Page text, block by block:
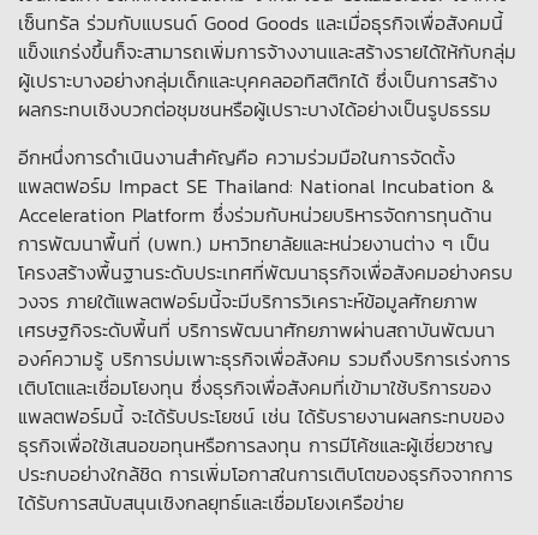
เซ็นทรัล ร่วมกับแบรนด์ Good Goods และเมื่อธุรกิจเพื่อสังคมนี้
แข็งแกร่งขึ้นก็จะสามารถเพิ่มการจ้างงานและสร้างรายได้ให้กับกลุ่ม
ผู้เปราะบางอย่างกลุ่มเด็กและบุคคลออทิสติกได้ ซึ่งเป็นการสร้าง
ผลกระทบเชิงบวกต่อชุมชนหรือผู้เปราะบางได้อย่างเป็นรูปธรรม
อีกหนึ่งการดำเนินงานสำคัญคือ ความร่วมมือในการจัดตั้ง
แพลตฟอร์ม Impact SE Thailand: National Incubation &
Acceleration Platform ซึ่งร่วมกับหน่วยบริหารจัดการทุนด้าน
การพัฒนาพื้นที่ (บพท.) มหาวิทยาลัยและหน่วยงานต่าง ๆ เป็น
โครงสร้างพื้นฐานระดับประเทศที่พัฒนาธุรกิจเพื่อสังคมอย่างครบ
วงจร ภายใต้แพลตฟอร์มนี้จะมีบริการวิเคราะห์ข้อมูลศักยภาพ
เศรษฐกิจระดับพื้นที่ บริการพัฒนาศักยภาพผ่านสถาบันพัฒนา
องค์ความรู้ บริการบ่มเพาะธุรกิจเพื่อสังคม รวมถึงบริการเร่งการ
เติบโตและเชื่อมโยงทุน ซึ่งธุรกิจเพื่อสังคมที่เข้ามาใช้บริการของ
แพลตฟอร์มนี้ จะได้รับประโยชน์ เช่น ได้รับรายงานผลกระทบของ
ธุรกิจเพื่อใช้เสนอขอทุนหรือการลงทุน การมีโค้ชและผู้เชี่ยวชาญ
ประกบอย่างใกล้ชิด การเพิ่มโอกาสในการเติบโตของธุรกิจจากการ
ได้รับการสนับสนุนเชิงกลยุทธ์และเชื่อมโยงเครือข่าย